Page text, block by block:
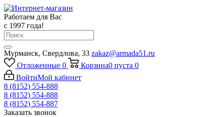
Работаем для Вас
с 1997 года!
Мурманск, Свердлова, 33 zakaz@armada51.ru
Отложенные 0 Корзина0 пуста 0
ВойтиМой кабинет
8 (8152) 554-888
8 (8152) 554-888
8 (8152) 554-887
Заказать звонок